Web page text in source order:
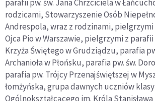
parafii pw. św. Jana Chrzciciela w
rodzicami, Stowarzyszenie Osób
Andrespola, wraz z rodzinami, pielgrzymi
Ojca Pio w Warszawie, pielgrzymi z
Krzyża Świętego w Grudziądzu, parafia
Archanioła w Płońsku, parafia pw. św.
parafia pw. Trójcy Przenajświętszej w
łomżyńska, grupa dawnych uczniów
Ogólnokształcącego im. Króla